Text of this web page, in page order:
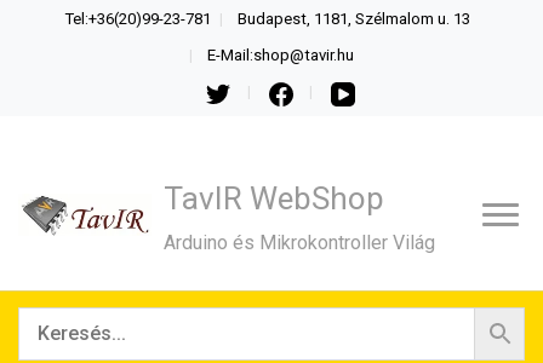
Tel:+36(20)99-23-781 Budapest, 1181, Szélmalom u. 13
E-Mail:shop@tavir.hu
TavIR WebShop
Arduino és Mikrokontroller Világ